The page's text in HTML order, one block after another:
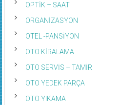
OPTİK – SAAT
ORGANİZASYON
OTEL -PANSİYON
OTO KİRALAMA
OTO SERVİS – TAMİR
OTO YEDEK PARÇA
OTO YIKAMA